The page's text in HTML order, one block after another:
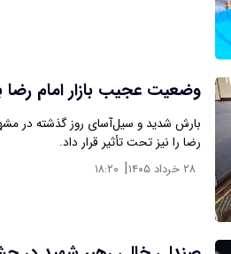
وضعیت عجیب بازار امام رضا
بارش شدید و سیل‌آسای روز گذشته در
رضا را نیز تحت تأثیر قرار داد.
۲۸ خرداد ۱۴۰۵ | ۱۸:۲۰